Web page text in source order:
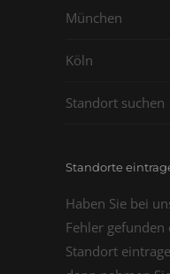
München
Köln
Standort suchen
Standorte
Haben Sie bei
Fehler
Standort